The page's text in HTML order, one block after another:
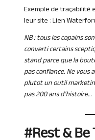
Exemple de traçabilité
leur site :Lien
NB : tous les copains
converti certains
stand parce que la
pas confiance. Ne vous
plutot un outil
pas 200 ans d’histoire…